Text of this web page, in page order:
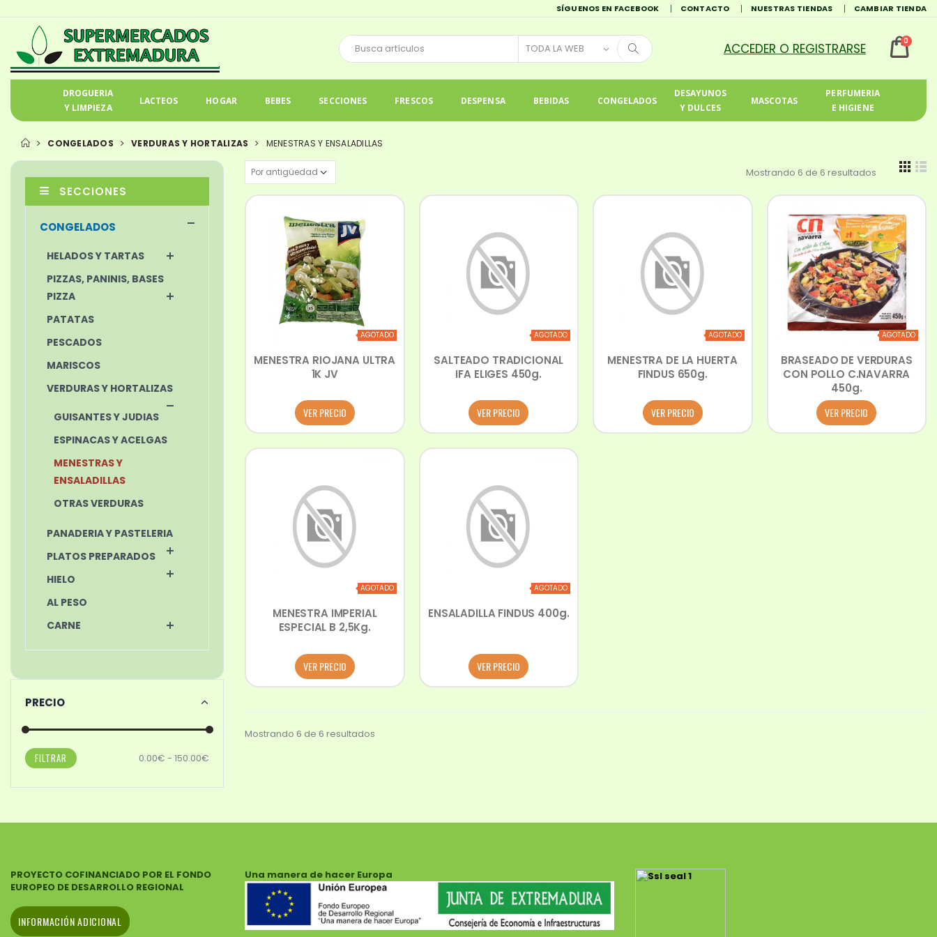
SÍGUENOS EN FACEBOOK CONTACTO NUESTRAS TIENDAS CAMBIAR TIENDA
0
DROGUERIA
Y LIMPIEZA
LACTEOS HOGAR BEBES SECCIONES FRESCOS DESPENSA BEBIDAS CONGELADOS
DESAYUNOS
Y DULCES
MASCOTAS
PERFUMERIA
E HIGIENE
CONGELADOS VERDURAS Y HORTALIZAS MENESTRAS Y ENSALADILLAS
Mostrando 6 de 6 resultados
AGOTADO
MENESTRA RIOJANA ULTRA
1K JV
VER PRECIO
AGOTADO
SALTEADO TRADICIONAL
IFA ELIGES 450g.
VER PRECIO
AGOTADO
MENESTRA DE LA HUERTA
FINDUS 650g.
VER PRECIO
AGOTADO
BRASEADO DE VERDURAS
CON POLLO C.NAVARRA
450g.
VER PRECIO
AGOTADO
MENESTRA IMPERIAL
ESPECIAL B 2,5Kg.
VER PRECIO
AGOTADO
ENSALADILLA FINDUS 400g.
VER PRECIO
Mostrando 6 de 6 resultados
SECCIONES
CONGELADOS
HELADOS Y TARTAS
PIZZAS, PANINIS, BASES
PIZZA
PATATAS
PESCADOS
MARISCOS
VERDURAS Y HORTALIZAS
GUISANTES Y JUDIAS
ESPINACAS Y ACELGAS
MENESTRAS Y
ENSALADILLAS
OTRAS VERDURAS
PANADERIA Y PASTELERIA
PLATOS PREPARADOS
HIELO
AL PESO
CARNE
PRECIO
FILTRAR 0.00€ - 150.00€
PROYECTO COFINANCIADO POR EL FONDO
EUROPEO DE DESARROLLO REGIONAL
INFORMACIÓN ADICIONAL
Una manera de hacer Europa